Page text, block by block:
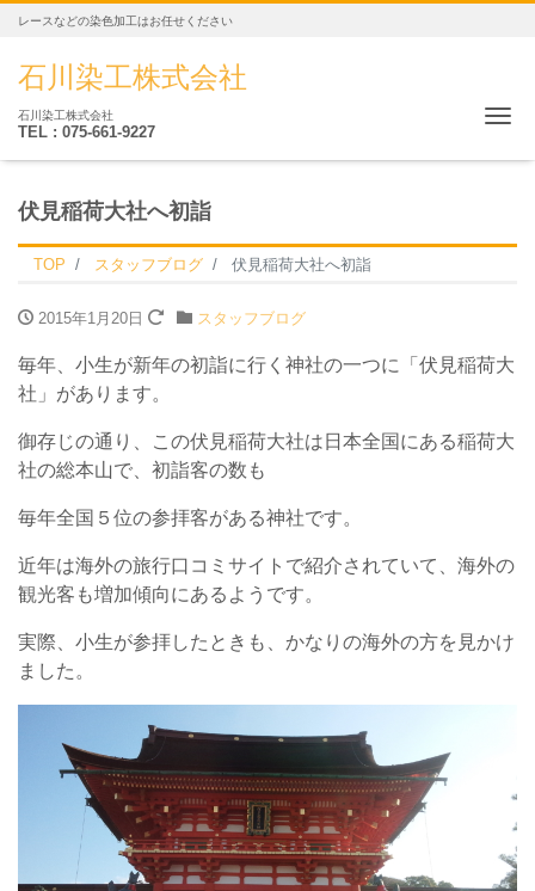
レースなどの染色加工はお任せください
石川染工株式会社
石川染工株式会社
TEL : 075-661-9227
伏見稲荷大社へ初詣
TOP スタッフブログ 伏見稲荷大社へ初詣
2015年1月20日 スタッフブログ
毎年、小生が新年の初詣に行く神社の一つに「伏見稲荷大
社」があります。
御存じの通り、この伏見稲荷大社は日本全国にある稲荷大
社の総本山で、初詣客の数も
毎年全国５位の参拝客がある神社です。
近年は海外の旅行口コミサイトで紹介されていて、海外の
観光客も増加傾向にあるようです。
実際、小生が参拝したときも、かなりの海外の方を見かけ
ました。